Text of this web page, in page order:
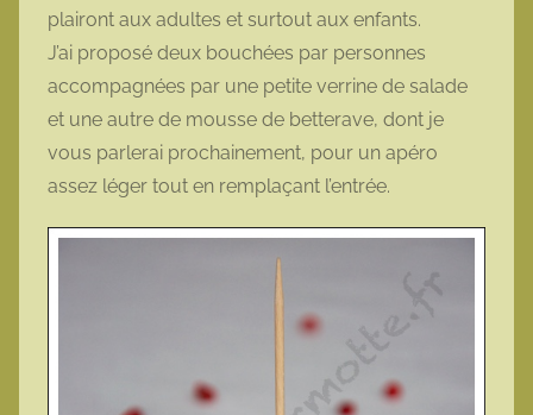
plairont aux adultes et surtout aux enfants.
J’ai proposé deux bouchées par personnes
accompagnées par une petite verrine de salade
et une autre de mousse de betterave, dont je
vous parlerai prochainement, pour un apéro
assez léger tout en remplaçant l’entrée.